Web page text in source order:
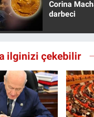
Corina
darbeci
ilginizi çekebilir
Gündemi